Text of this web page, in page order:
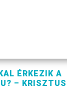
ÉRKEZIK A
– KRISZTUS